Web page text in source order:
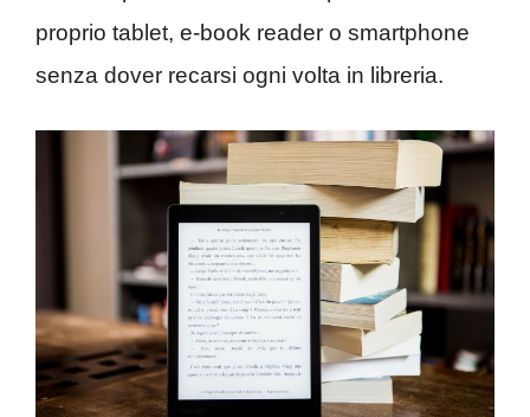
proprio tablet, e-book reader o smartphone
senza dover recarsi ogni volta in libreria.